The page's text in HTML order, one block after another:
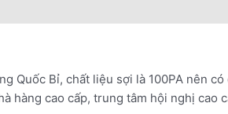
Quốc Bỉ, chất liệu sợi là 100PA nên
hàng cao cấp, trung tâm hội nghị cao